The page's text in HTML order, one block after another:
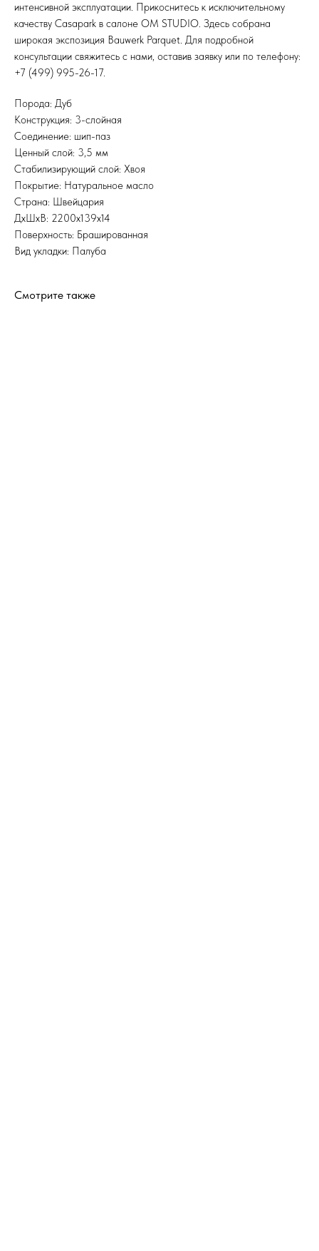
интенсивной эксплуатации. Прикоснитесь к исключительному
качеству Casapark в салоне OM STUDIO. Здесь собрана
широкая экспозиция Bauwerk Parquet. Для подробной
консультации свяжитесь с нами, оставив заявку или по телефону:
+7 (499) 995-26-17.
Порода: Дуб
Конструкция: 3-слойная
Соединение: шип-паз
Ценный слой: 3,5 мм
Стабилизирующий слой: Хвоя
Покрытие: Натуральное масло
Страна: Швейцария
ДхШхВ: 2200x139x14
Поверхность: Брашированная
Вид укладки: Палуба
Смотрите также